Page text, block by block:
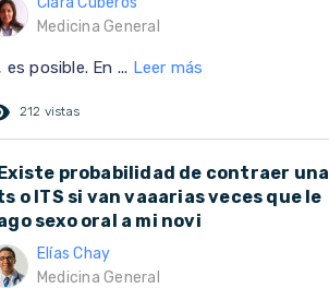
Medicina General
es posible. En ... Leer más
212 vistas
probabilidad de contraer una
o ITS si van vaaarias veces que le
sexo oral a mi novi
Elías Chay
Medicina General